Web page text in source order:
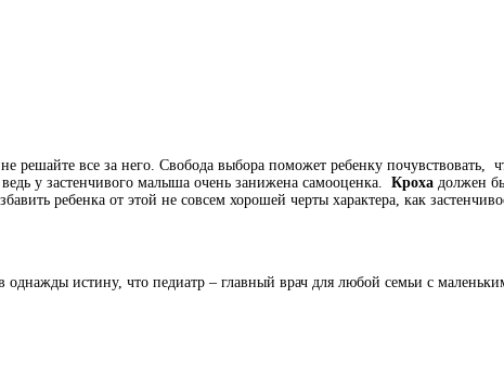
не решайте все за него. Свобода выбора поможет ребенку
у застенчивого малыша очень занижена самооценка. Кроха должен
ребенка от этой не совсем хорошей черты характера, как
истину, что педиатр – главный врач для любой семьи с